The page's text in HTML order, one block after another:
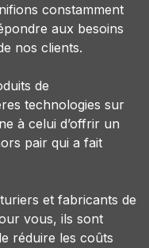
constamment
aux besoins
nos clients.
de
technologies sur
à celui d’offrir un
pair qui a fait
et fabricants de
vous, ils sont
réduire les coûts